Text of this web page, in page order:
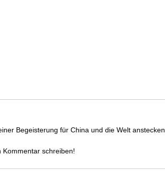
Begeisterung für China und die Welt anstecken
Kommentar schreiben!